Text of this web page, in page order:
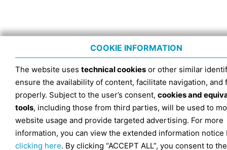
COOKIE INFORMATION
The website uses technical cookies or other similar
ensure the availability of content, facilitate navigation, and
properly. Subject to the user’s consent, cookies and
tools, including those from third parties, will be used to
website usage and provide targeted advertising. For more
information, you can view the extended information notice
clicking here. By clicking “ACCEPT ALL”, you consent to